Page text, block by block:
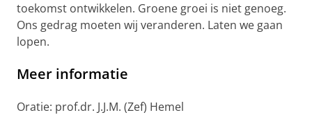
toekomst ontwikkelen. Groene groei is niet genoeg.
Ons gedrag moeten wij veranderen. Laten we gaan
lopen.
Meer informatie
Oratie: prof.dr. J.J.M. (Zef) Hemel